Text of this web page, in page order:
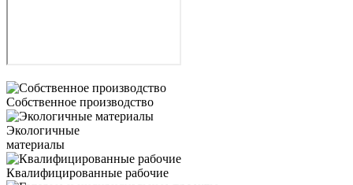
Собственное производство
Экологичные
материалы
Квалифицированные рабочие